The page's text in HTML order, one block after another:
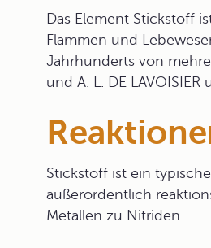
Das Element Stickstoff
Flammen und
Jahrhunderts von
und A. L. DE
Stickstoff ist ein
außerordentlich
Metallen zu Nitriden.